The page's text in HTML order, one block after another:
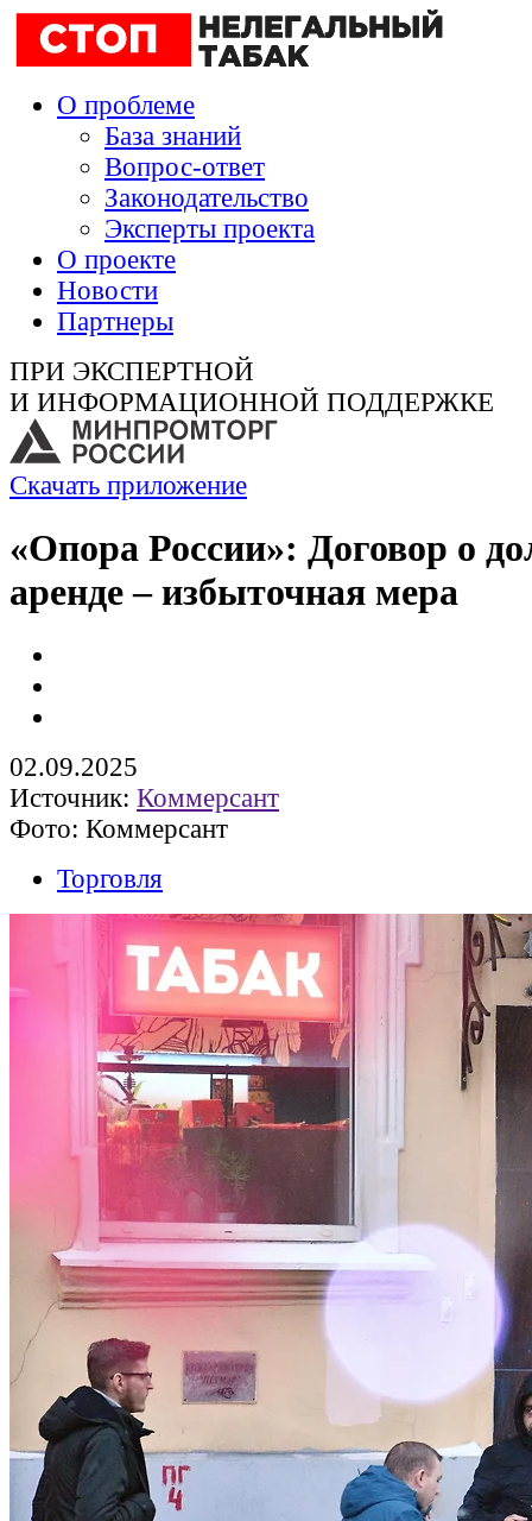
О проблеме
База знаний
Вопрос-ответ
Законодательство
Эксперты проекта
О проекте
Новости
Партнеры
ПРИ ЭКСПЕРТНОЙ
И ИНФОРМАЦИОННОЙ ПОДДЕРЖКЕ
Скачать приложение
«Опора России»: Договор о
аренде – избыточная мера
02.09.2025
Источник: Коммерсант
Фото: Коммерсант
Торговля